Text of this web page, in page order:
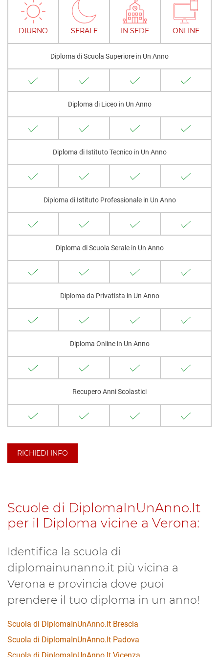
DIURNO SERALE IN SEDE ONLINE
Diploma di Scuola Superiore in Un Anno
Diploma di Liceo in Un Anno
Diploma di Istituto Tecnico in Un Anno
Diploma di Istituto Professionale in Un Anno
Diploma di Scuola Serale in Un Anno
Diploma da Privatista in Un Anno
Diploma Online in Un Anno
Recupero Anni Scolastici
RICHIEDI INFO
Scuole di DiplomaInUnAnno.It
per il Diploma vicine a Verona:
Identifica la scuola di
diplomainunanno.it più vicina a
Verona e provincia dove puoi
prendere il tuo diploma in un anno!
Scuola di DiplomaInUnAnno.It Brescia
Scuola di DiplomaInUnAnno.It Padova